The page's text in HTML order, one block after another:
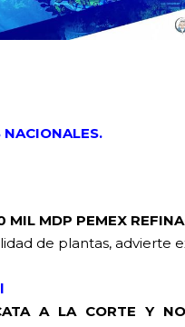
MIL MDP PEMEX
de plantas, advierte
A LA CORTE Y